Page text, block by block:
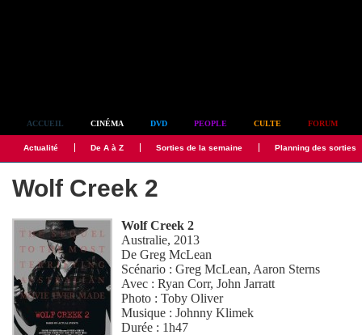
ACCUEIL CINÉMA DVD PEOPLE CULTE FORUM
Actualité De A à Z Sorties de la semaine Planning des sorties
Wolf Creek 2
Wolf Creek 2
Australie, 2013
DeGreg McLean
Scénario :Greg McLean, Aaron Sterns
Avec :Ryan Corr,John Jarratt
Photo :Toby Oliver
Musique :Johnny Klimek
Durée : 1h47